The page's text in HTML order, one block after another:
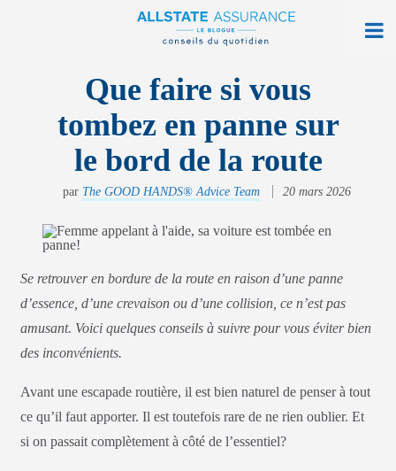
Sur la route
Vie quotidienne
Obtenir une soumission
Trouver une agence
Ouvrir monAllstate
English
allstate.ca
Rechercher
Que faire si vous
tombez en panne sur
le bord de la route
par The GOOD HANDS® Advice Team 20 mars 2026
Se retrouver en bordure de la route en raison d’une panne
d’essence, d’une crevaison ou d’une collision, ce n’est pas
amusant. Voici quelques conseils à suivre pour vous éviter bien
des inconvénients.
Avant une escapade routière, il est bien naturel de penser à tout
ce qu’il faut apporter. Il est toutefois rare de ne rien oublier. Et
si on passait complètement à côté de l’essentiel?